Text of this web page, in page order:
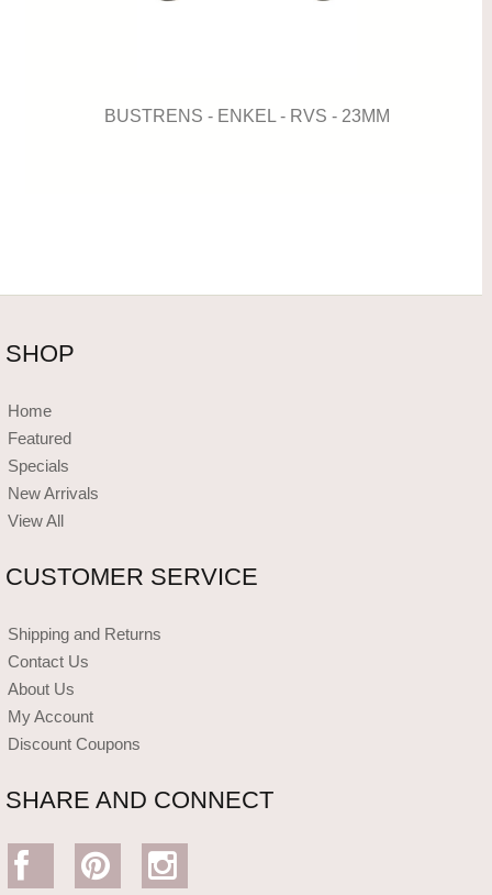
BUSTRENS - ENKEL - RVS - 23MM
SHOP
Home
Featured
Specials
New Arrivals
View All
CUSTOMER SERVICE
Shipping and Returns
Contact Us
About Us
My Account
Discount Coupons
SHARE AND CONNECT